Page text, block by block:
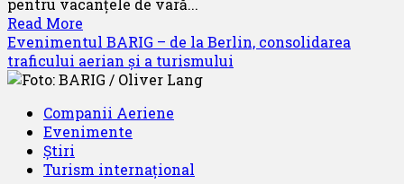
pentru vacanțele de vară...
Read More
more
about
Turcia
depășit
Grecia
numărul
Evenimentul BARIG – de la Berlin, consolidarea
traficului aerian și a turismului
Companii Aeriene
Evenimente
Știri
Turism internațional